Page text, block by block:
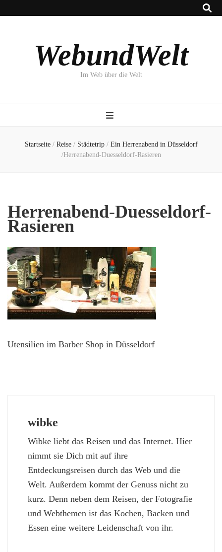
WebundWelt
Im Web über die Welt
Startseite / Reise / Städtetrip / Ein Herrenabend in Düsseldorf
/Herrenabend-Duesseldorf-Rasieren
Herrenabend-Duesseldorf-
Rasieren
Utensilien im Barber Shop in Düsseldorf
wibke
Wibke liebt das Reisen und das Internet. Hier
nimmt sie Dich mit auf ihre
Entdeckungsreisen durch das Web und die
Welt. Außerdem kommt der Genuss nicht zu
kurz. Denn neben dem Reisen, der Fotografie
und Webthemen ist das Kochen, Backen und
Essen eine weitere Leidenschaft von ihr.